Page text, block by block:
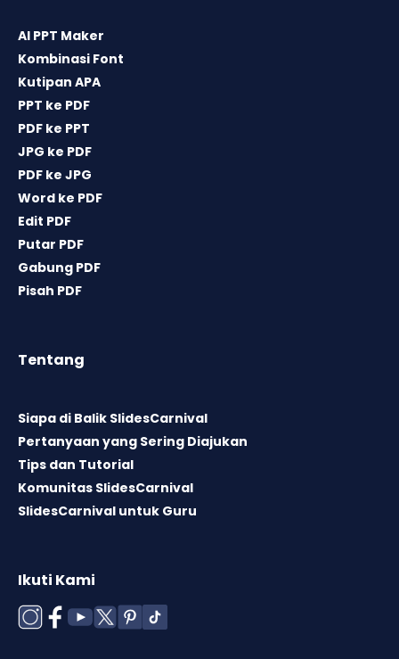
AI PPT Maker
Kombinasi Font
Kutipan APA
PPT ke PDF
PDF ke PPT
JPG ke PDF
PDF ke JPG
Word ke PDF
Edit PDF
Putar PDF
Gabung PDF
Pisah PDF
Tentang
Siapa di Balik SlidesCarnival
Pertanyaan yang Sering Diajukan
Tips dan Tutorial
Komunitas SlidesCarnival
SlidesCarnival untuk Guru
Ikuti Kami